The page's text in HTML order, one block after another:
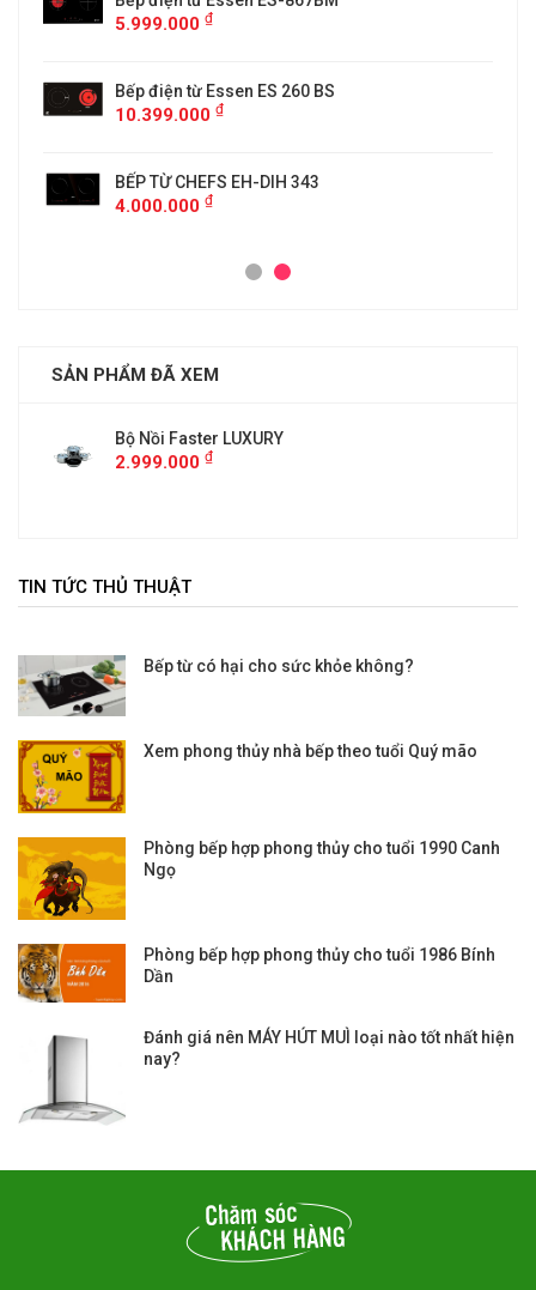
5.999.000 ₫
Bếp điện từ Essen ES 260 BS
10.399.000 ₫
BẾP TỪ CHEFS EH-DIH 343
4.000.000 ₫
SẢN PHẨM ĐÃ XEM
Bộ Nồi Faster LUXURY
2.999.000 ₫
TIN TỨC THỦ THUẬT
Bếp từ có hại cho sức khỏe không?
Xem phong thủy nhà bếp theo tuổi Quý mão
Phòng bếp hợp phong thủy cho tuổi 1990 Canh
Ngọ
Phòng bếp hợp phong thủy cho tuổi 1986 Bính
Dần
Đánh giá nên MÁY HÚT MUÌ loại nào tốt nhất hiện
nay?